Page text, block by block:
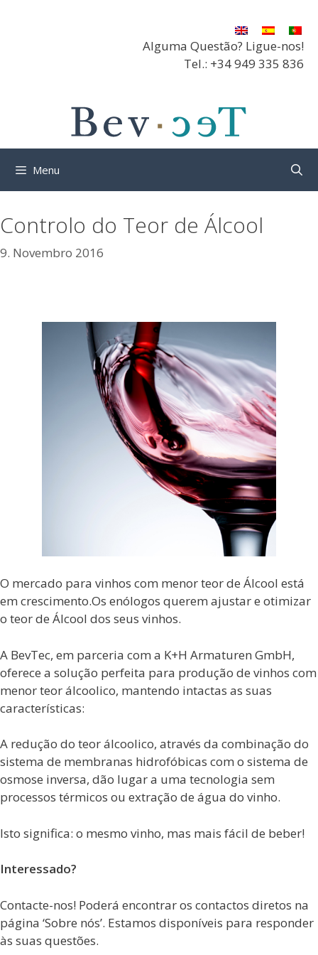
Alguma Questão? Ligue-nos!
Tel.: +34 949 335 836
Menu
Controlo do Teor de Álcool
9. Novembro 2016
O mercado para vinhos com menor teor de Álcool está
em crescimento.Os enólogos querem ajustar e otimizar
o teor de Álcool dos seus vinhos.
A BevTec, em parceria com a K+H Armaturen GmbH,
oferece a solução perfeita para produção de vinhos com
menor teor álcoolico, mantendo intactas as suas
características:
A redução do teor álcoolico, através da combinação do
sistema de membranas hidrofóbicas com o sistema de
osmose inversa, dão lugar a uma tecnologia sem
processos térmicos ou extração de água do vinho.
Isto significa: o mesmo vinho, mas mais fácil de beber!
Interessado?
Contacte-nos! Poderá encontrar os contactos diretos na
página ‘Sobre nós’. Estamos disponíveis para responder
às suas questões.